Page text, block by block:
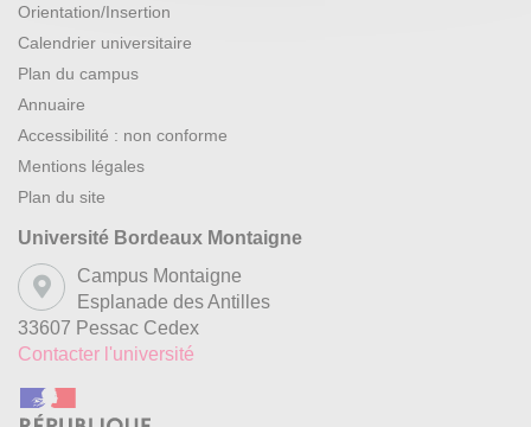
Orientation/Insertion
Calendrier universitaire
Plan du campus
Annuaire
Accessibilité : non conforme
Mentions légales
Plan du site
Université Bordeaux Montaigne
Campus Montaigne
Esplanade des Antilles
33607 Pessac Cedex
Contacter l'université